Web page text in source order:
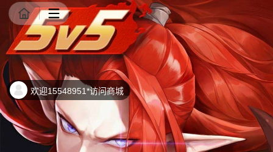
商品详情
欢迎15548951*访问商城